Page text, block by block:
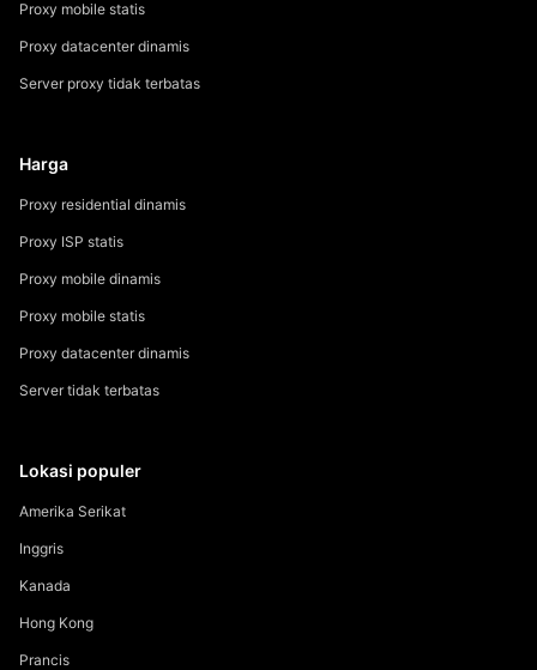
Proxy mobile statis
Proxy datacenter dinamis
Server proxy tidak terbatas
Harga
Proxy residential dinamis
Proxy ISP statis
Proxy mobile dinamis
Proxy mobile statis
Proxy datacenter dinamis
Server tidak terbatas
Lokasi populer
Amerika Serikat
Inggris
Kanada
Hong Kong
Prancis